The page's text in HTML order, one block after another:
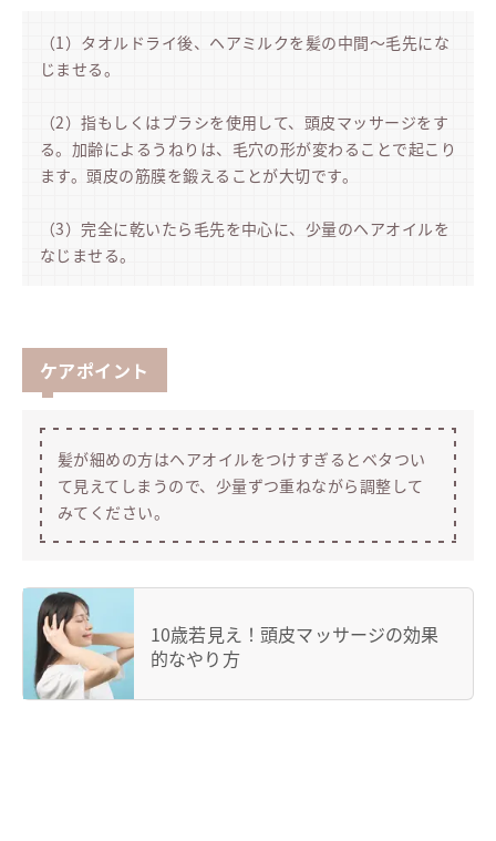
（1）タオルドライ後、ヘアミルクを髪の中間〜毛先にな
じませる。
（2）指もしくはブラシを使用して、頭皮マッサージをす
る。加齢によるうねりは、毛穴の形が変わることで起こり
ます。頭皮の筋膜を鍛えることが大切です。
（3）完全に乾いたら毛先を中心に、少量のヘアオイルを
なじませる。
ケアポイント
髪が細めの方はヘアオイルをつけすぎるとベタつい
て見えてしまうので、少量ずつ重ねながら調整して
みてください。
10歳若見え！頭皮マッサージの効果
的なやり方